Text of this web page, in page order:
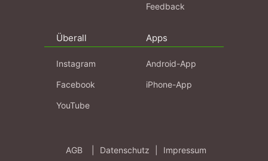
Feedback
Überall
Instagram
Facebook
YouTube
Apps
Android-App
iPhone-App
AGB Datenschutz Impressum